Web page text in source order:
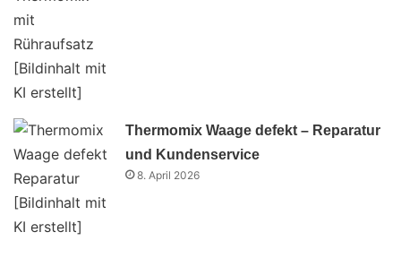
Thermomix Waage defekt – Reparatur
und Kundenservice
8. April 2026